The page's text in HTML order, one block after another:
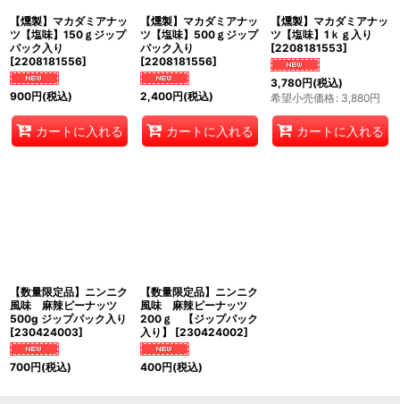
【燻製】マカダミアナッ
ツ【塩味】150ｇジップ
パック入り
[2208181556]
900円(税込)
カートに入れる
【燻製】マカダミアナッ
ツ【塩味】500ｇジップ
パック入り
[2208181556]
2,400円(税込)
カートに入れる
【燻製】マカダミアナッ
ツ【塩味】1ｋｇ入り
[2208181553]
3,780円(税込)
希望小売価格: 3,880円
カートに入れる
【数量限定品】ニンニク
風味 麻辣ピーナッツ
500g ジップパック入り
[230424003]
700円(税込)
【数量限定品】ニンニク
風味 麻辣ピーナッツ
200ｇ 【ジップパック
入り】
[230424002]
400円(税込)